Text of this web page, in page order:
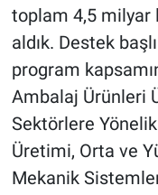
toplam 4,5 milyar
aldık. Destek
program
Ambalaj Ürünleri
Sektörlere
Üretimi, Orta ve
Mekanik